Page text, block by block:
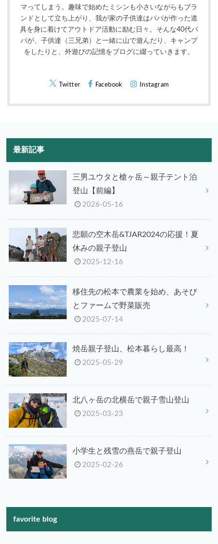
マってしまう。趣味で始めたミシンも小さいながらもブラ
ンドとして立ち上がり、我が家の子供達はパパが作った道
具を身に着けてアウトドア活動に励む日々。そんな40代パ
パが、子供達（三兄弟）と一緒に山で遊んだり、キャンプ
をしたりと、外遊びの記憶をブログに綴っていきます。
Twitter Facebook Instagram
最新記事
三男ユウタと槍ヶ岳～親子テント泊
登山【前編】
2026-05-16
悲願の空木岳&TJAR2024の応援！夏
休みの親子登山
2025-12-16
移住先の松本で農業を始め、あそび
とファームで野菜販売
2025-07-14
焼岳親子登山、松本暮らし最高！
2025-05-29
北八ヶ岳の北横岳で親子雪山登山
2025-03-23
小学生と残雪の燕岳で親子登山
2025-02-26
favorite blog